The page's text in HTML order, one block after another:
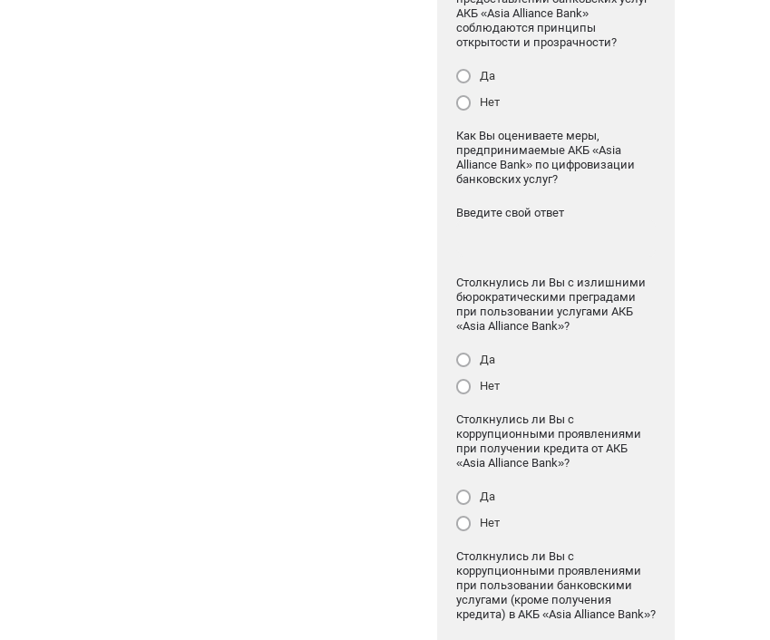
АКБ «Asia Alliance Bank»
соблюдаются принципы
открытости и прозрачности?
Да
Нет
Как Вы оцениваете меры,
предпринимаемые АКБ «Asia
Alliance Bank» по цифровизации
банковских услуг?
Введите свой ответ
Столкнулись ли Вы с излишними
бюрократическими преградами
при пользовании услугами АКБ
«Asia Alliance Bank»?
Да
Нет
Столкнулись ли Вы с
коррупционными проявлениями
при получении кредита от АКБ
«Asia Alliance Bank»?
Да
Нет
Столкнулись ли Вы с
коррупционными проявлениями
при пользовании банковскими
услугами (кроме получения
кредита) в АКБ «Asia Alliance Bank»?